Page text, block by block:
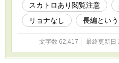
スカトロあり閲覧注意
リョナなし
長編とい
文字数 62,417 最終更新日